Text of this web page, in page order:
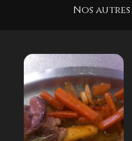
Nos